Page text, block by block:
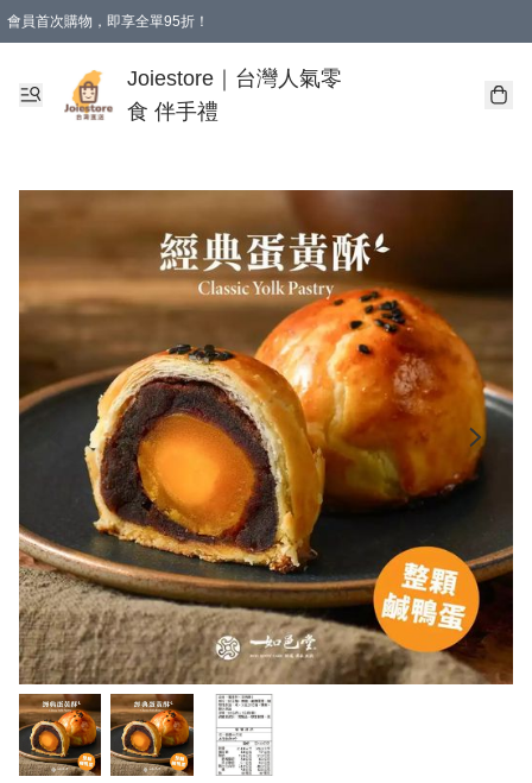
會員首次購物，即享全單95折！
購物滿 HKD 350.00即享免運費優惠！（適用於 本地送貨、本地取貨 )
Joiestore｜台灣人氣零
食 伴手禮